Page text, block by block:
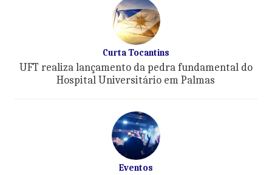
Curta Tocantins
UFT realiza lançamento da pedra fundamental do
Hospital Universitário em Palmas
Eventos